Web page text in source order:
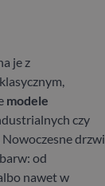
je z
modele
czy
Nowoczesne drzwi
od
nawet w